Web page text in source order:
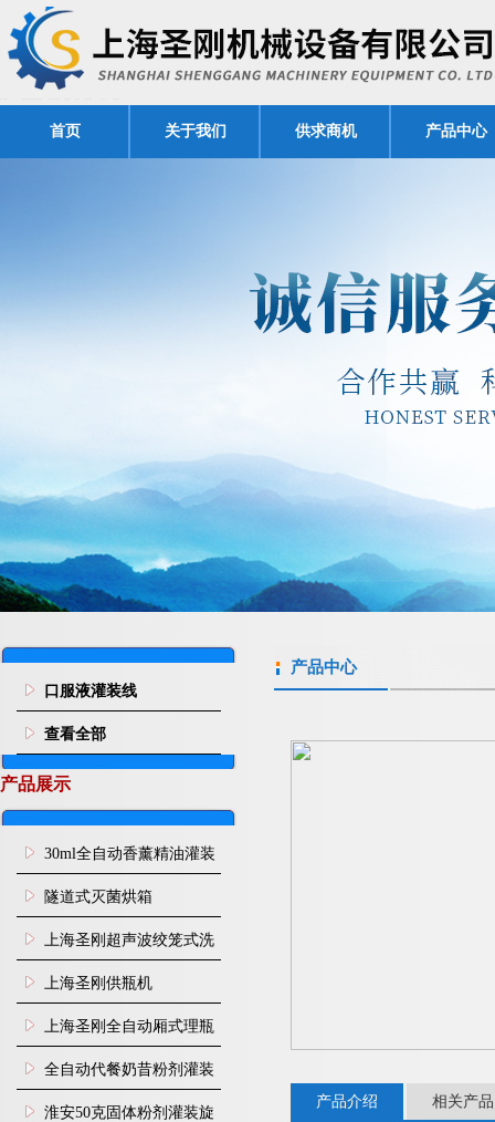
首页 关于我们 供求商机 产品中心
口服液灌装线
查看全部
产品展示
30ml全自动香薰精油灌装
旋盖机
隧道式灭菌烘箱
上海圣刚超声波绞笼式洗
瓶机
上海圣刚供瓶机
上海圣刚全自动厢式理瓶
机
全自动代餐奶昔粉剂灌装
生产线
淮安50克固体粉剂灌装旋
产品中心
产品介绍 相关产品